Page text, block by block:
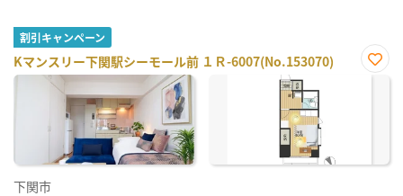
割引キャンペーン
Kマンスリー下関駅シーモール前 １Ｒ-6007(No.153070)
お気
下関市